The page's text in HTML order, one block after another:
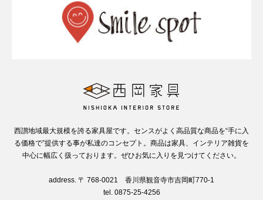
西讃地域最大規模を誇る家具屋です。センスがよく高品質な商品を“手に入
る価格で”提供する事が私達のコンセプト。商品は家具、インテリア雑貨を
中心に幅広く扱っております。ぜひお気に入りを見つけてください。
address. 〒 768-0021 香川県観音寺市吉岡町770-1
tel. 0875-25-4256